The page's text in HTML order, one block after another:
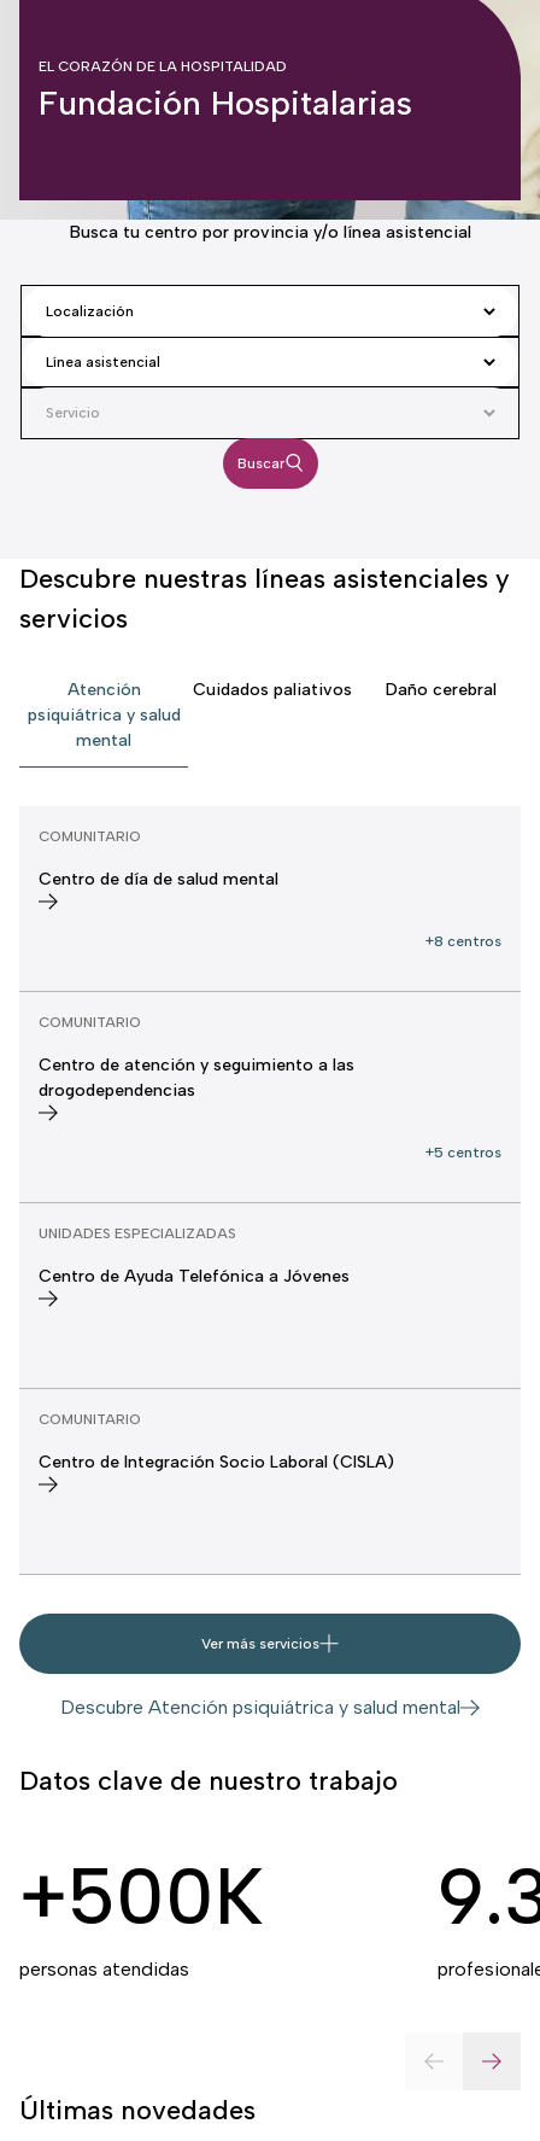
EL CORAZÓN DE LA HOSPITALIDAD
Fundación Hospitalarias
Busca tu centro por provincia y/o línea asistencial
Buscar
Descubre nuestras líneas asistenciales y
servicios
Atención
psiquiátrica y salud
mental
Cuidados paliativos Daño cerebral
COMUNITARIO
Centro de día de salud mental
+8 centros
COMUNITARIO
Centro de atención y seguimiento a las
drogodependencias
+5 centros
UNIDADES ESPECIALIZADAS
Centro de Ayuda Telefónica a Jóvenes
COMUNITARIO
Centro de Integración Socio Laboral (CISLA)
Ver más servicios
Descubre Atención psiquiátrica y salud mental
Datos clave de nuestro trabajo
+500K
personas atendidas
Últimas novedades